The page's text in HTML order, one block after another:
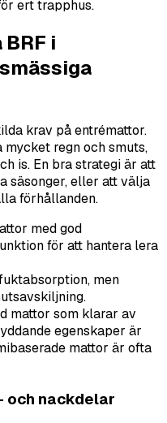
ert trapphus.
i
krav på entrémattor.
regn och smuts,
is. En bra strategi är att
säsonger, eller att välja
förhållanden.
med god
för att hantera lera
men
mattor som klarar av
egenskaper är
mattor är ofta
och nackdelar